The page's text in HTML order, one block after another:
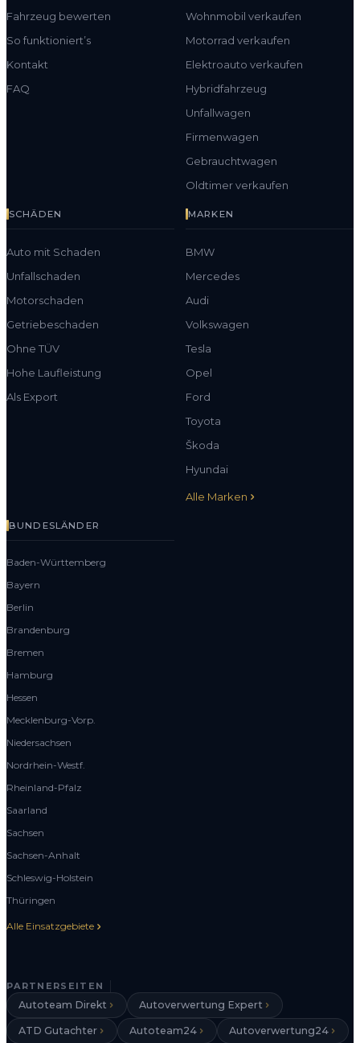
Fahrzeug bewerten
So funktioniert’s
Kontakt
FAQ
Wohnmobil verkaufen
Motorrad verkaufen
Elektroauto verkaufen
Hybridfahrzeug
Unfallwagen
Firmenwagen
Gebrauchtwagen
Oldtimer verkaufen
SCHÄDEN
Auto mit Schaden
Unfallschaden
Motorschaden
Getriebeschaden
Ohne TÜV
Hohe Laufleistung
Als Export
MARKEN
BMW
Mercedes
Audi
Volkswagen
Tesla
Opel
Ford
Toyota
Škoda
Hyundai
Alle Marken
BUNDESLÄNDER
Baden-Württemberg
Bayern
Berlin
Brandenburg
Bremen
Hamburg
Hessen
Mecklenburg-Vorp.
Niedersachsen
Nordrhein-Westf.
Rheinland-Pfalz
Saarland
Sachsen
Sachsen-Anhalt
Schleswig-Holstein
Thüringen
Alle Einsatzgebiete
PARTNERSEITEN
Autoteam Direkt Autoverwertung Expert
ATD Gutachter Autoteam24 Autoverwertung24